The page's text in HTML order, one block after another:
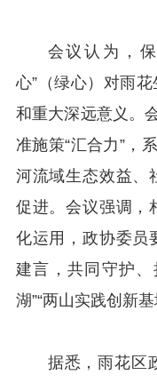
会议认为，
心”（绿心）对雨
和重大深远意义。
准施策“汇合力”，
河流域生态效益、
促进。会议强调，
化运用，政协委员
建言，共同守护
湖”“两山实践创新基
据悉，雨花区